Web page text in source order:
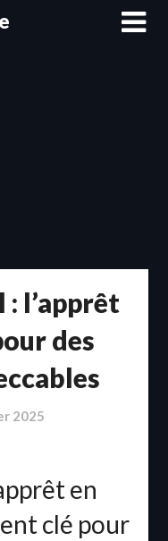
l’apprêt
des
2025
en
clé pour